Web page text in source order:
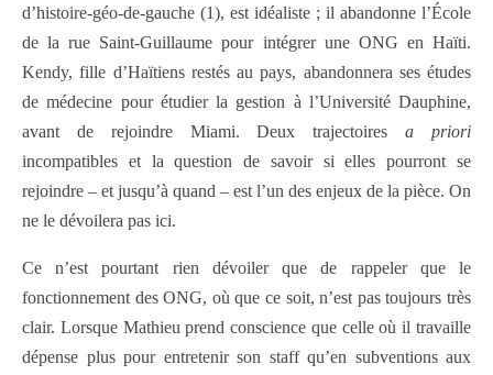
d’histoire-géo-de-gauche (1), est idéaliste ; il abandonne l’École
de la rue Saint-Guillaume pour intégrer une ONG en Haïti.
Kendy, fille d’Haïtiens restés au pays, abandonnera ses études
de médecine pour étudier la gestion à l’Université Dauphine,
avant de rejoindre Miami. Deux trajectoiresa priori
incompatibles et la question de savoir si elles pourront se
rejoindre – et jusqu’à quand – est l’un des enjeux de la pièce. On
ne le dévoilera pas ici.
Ce n’est pourtant rien dévoiler que de rappeler que le
fonctionnement des ONG, où que ce soit, n’est pas toujours très
clair. Lorsque Mathieu prend conscience que celle où il travaille
dépense plus pour entretenir son staff qu’en subventions aux